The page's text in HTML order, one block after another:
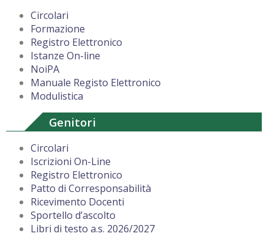
Circolari
Formazione
Registro Elettronico
Istanze On-line
NoiPA
Manuale Registo Elettronico
Modulistica
Genitori
Circolari
Iscrizioni On-Line
Registro Elettronico
Patto di Corresponsabilità
Ricevimento Docenti
Sportello d’ascolto
Libri di testo a.s. 2026/2027